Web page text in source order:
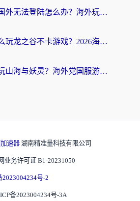
战地无疆国外无法登陆怎么办？海外玩家国服畅玩终极指南（附欧服魔兽EVE加速方案）
在欧洲怎么玩龙之谷不卡游戏？2026海外党国服游戏加速全攻略
台湾怎么玩山海与妖灵？海外党国服游戏加速全攻略，告别延迟卡顿
速器 湖南精准量科技有限公司
业务许可证 B1-20231050
2023004234号-2
备2023004234号-3A